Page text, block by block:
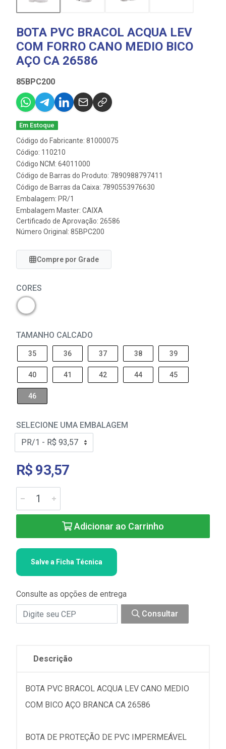
BOTA PVC BRACOL ACQUA LEV
COM FORRO CANO MEDIO BICO
AÇO CA 26586
85BPC200
Em Estoque
Código do Fabricante: 81000075
Código: 110210
Código NCM: 64011000
Código de Barras do Produto: 7890988797411
Código de Barras da Caixa: 7890553976630
Embalagem: PR/1
Embalagem Master: CAIXA
Certificado de Aprovação: 26586
Número Original: 85BPC200
Compre por Grade
CORES
TAMANHO CALCADO
35 36 37 38 39
40 41 42 44 45
46
SELECIONE UMA EMBALAGEM
R$ 93,57
Adicionar ao Carrinho
Salve a Ficha Técnica
Consulte as opções de entrega
Consultar
Descrição
BOTA PVC BRACOL ACQUA LEV CANO MEDIO
COM BICO AÇO BRANCA CA 26586
BOTA DE PROTEÇÃO DE PVC IMPERMEÁVEL